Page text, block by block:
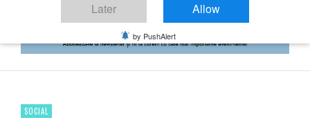
SOCIAL
Later Allow
by PushAlert